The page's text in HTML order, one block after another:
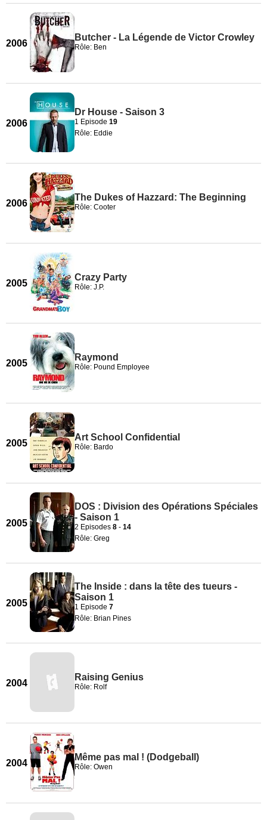
2006
Butcher - La Légende de Victor Crowley
Rôle: Ben
2006
Dr House - Saison 3
1 Episode 19
Rôle: Eddie
2006
The Dukes of Hazzard: The Beginning
Rôle: Cooter
2005
Crazy Party
Rôle: J.P.
2005
Raymond
Rôle: Pound Employee
2005
Art School Confidential
Rôle: Bardo
2005
DOS : Division des Opérations Spéciales
- Saison 1
2 Episodes 8 - 14
Rôle: Greg
2005
The Inside : dans la tête des tueurs -
Saison 1
1 Episode 7
Rôle: Brian Pines
2004
Raising Genius
Rôle: Rolf
2004
Même pas mal ! (Dodgeball)
Rôle: Owen